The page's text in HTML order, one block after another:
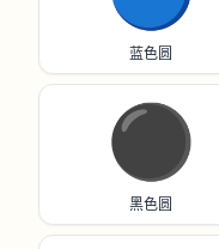
蓝色圆
⚫️
黑色圆